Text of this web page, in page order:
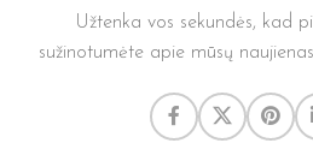
Užtenka vos sekundės, kad
sužinotumėte apie mūsų